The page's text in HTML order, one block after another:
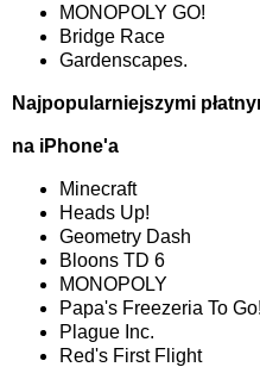
MONOPOLY GO!
Bridge Race
Gardenscapes.
Najpopularniejszymi
na iPhone'a
Minecraft
Heads Up!
Geometry Dash
Bloons TD 6
MONOPOLY
Papa's Freezeria To Go!
Plague Inc.
Red's First Flight